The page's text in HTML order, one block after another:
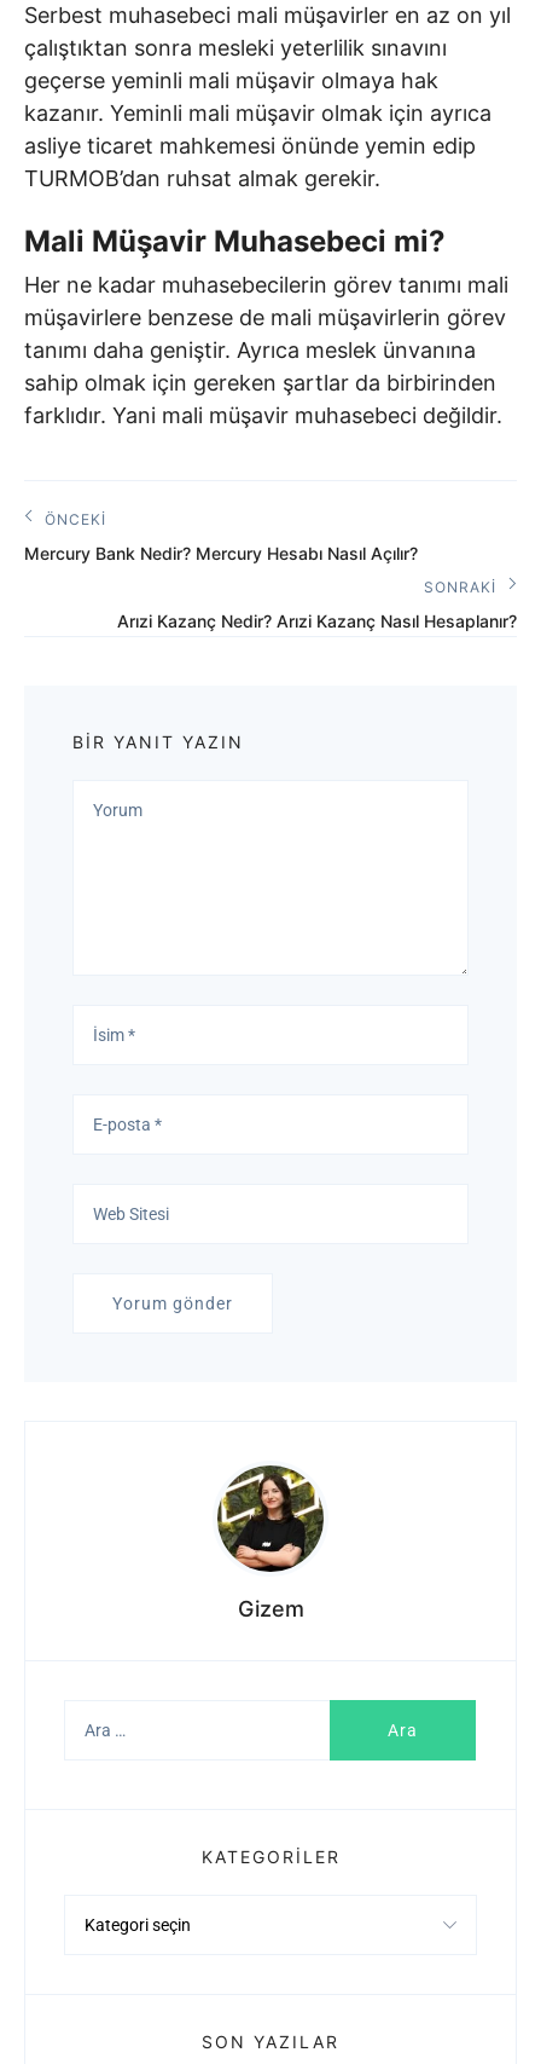
Serbest muhasebeci mali müşavirler en az on yıl
çalıştıktan sonra mesleki yeterlilik sınavını
geçerse yeminli mali müşavir olmaya hak
kazanır. Yeminli mali müşavir olmak için ayrıca
asliye ticaret mahkemesi önünde yemin edip
TURMOB’dan ruhsat almak gerekir.
Mali Müşavir Muhasebeci mi?
Her ne kadar muhasebecilerin görev tanımı mali
müşavirlere benzese de mali müşavirlerin görev
tanımı daha geniştir. Ayrıca meslek ünvanına
sahip olmak için gereken şartlar da birbirinden
farklıdır. Yani mali müşavir muhasebeci değildir.
Yazı
gezinmesi
ÖNCEKI
Önceki
Mercury Bank Nedir? Mercury Hesabı Nasıl Açılır?
SONRAKI
Sonraki
Arızi Kazanç Nedir? Arızi Kazanç Nasıl Hesaplanır?
BIR YANIT YAZIN
Gizem
KATEGORILER
SON YAZILAR